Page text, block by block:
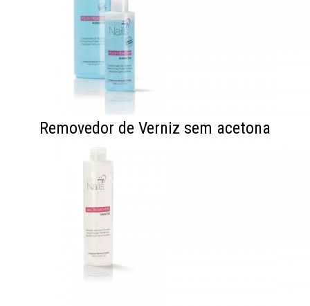
Removedor de Verniz sem acetona